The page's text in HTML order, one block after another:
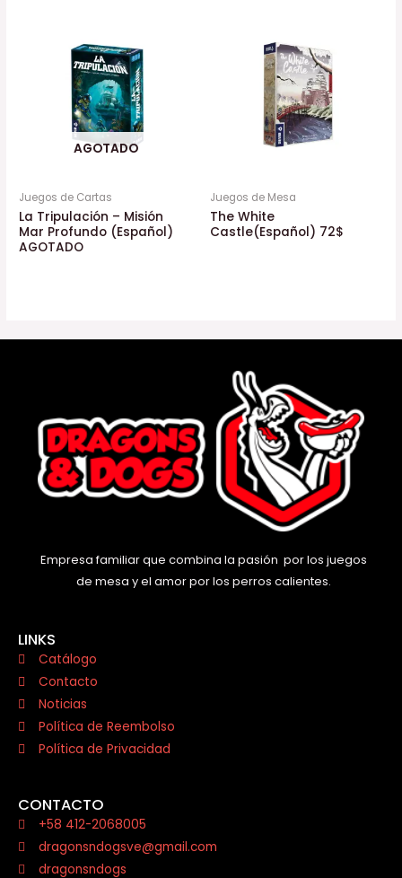
AGOTADO
Juegos de Cartas
La Tripulación – Misión
Mar Profundo (Español)
AGOTADO
Juegos de Mesa
The White
Castle(Español) 72$
Empresa familiar que combina la pasión por los juegos
de mesa y el amor por los perros calientes.
LINKS
Catálogo
Contacto
Noticias
Política de Reembolso
Política de Privacidad
CONTACTO
+58 412-2068005
dragonsndogsve@gmail.com
dragonsndogs